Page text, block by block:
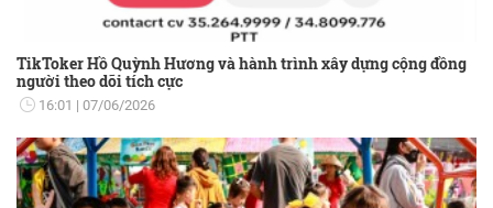
TikToker Hồ Quỳnh Hương và hành trình xây dựng cộng đồng
người theo dõi tích cực
16:01 07/06/2026